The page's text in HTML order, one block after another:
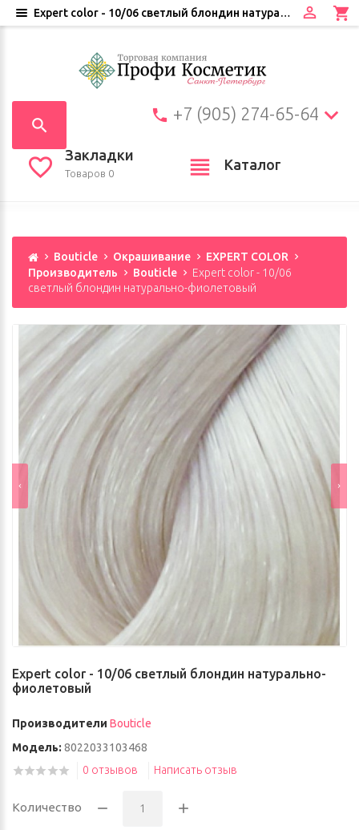
+7 (905) 274-65-64
Закладки
Товаров 0
Каталог
Bouticle Окрашивание
EXPERT COLOR
Производитель
Bouticle
Expert color - 10/06
светлый блондин натурально-фиолетовый
Expert color - 10/06 светлый блондин натурально-
фиолетовый
Производители Bouticle
Модель: 8022033103468
0 отзывов
Написать отзыв
Количество
Expert color - 10/06 светлый блондин натурально-фиолетовый